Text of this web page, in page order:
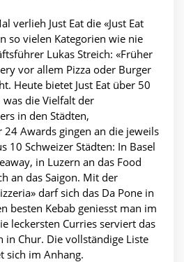
verlieh Just Eat die «Just Eat
so vielen Kategorien wie nie
Lukas Streich: «Früher
vor allem Pizza oder Burger
Heute bietet Just Eat über 50
die Vielfalt der
in den Städten,
Awards gingen an die jeweils
10 Schweizer Städten: In Basel
in Luzern an das Food
an das Saigon. Mit der
darf sich das Da Pone in
besten Kebab geniesst man im
leckersten Curries serviert das
in Chur. Die vollständige Liste
sich im Anhang.